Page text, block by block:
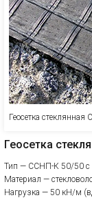
Геосетка
Геосетка
Тип — ССНП-К 50/50 с
Материал —
Нагрузка — 50 кН/м